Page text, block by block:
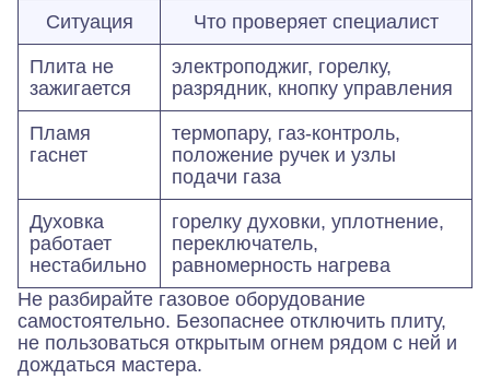
Ситуация Что проверяет специалист
Плита не
зажигается
электроподжиг, горелку,
разрядник, кнопку управления
Пламя
гаснет
термопару, газ-контроль,
положение ручек и узлы
подачи газа
Духовка
работает
нестабильно
горелку духовки, уплотнение,
переключатель,
равномерность нагрева
Не разбирайте газовое оборудование
самостоятельно. Безопаснее отключить плиту,
не пользоваться открытым огнем рядом с ней и
дождаться мастера.